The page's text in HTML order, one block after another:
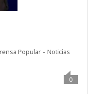
Popular – Noticias
0